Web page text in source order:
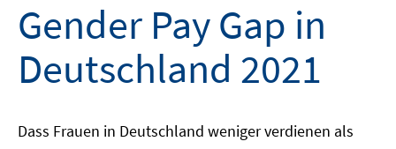
Gender Pay Gap in
Deutschland 2021
Dass Frauen in Deutschland weniger verdienen als